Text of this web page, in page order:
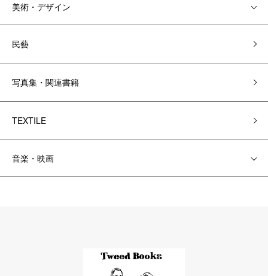
美術・デザイン
民藝
写真集・関連書籍
TEXTILE
音楽・映画